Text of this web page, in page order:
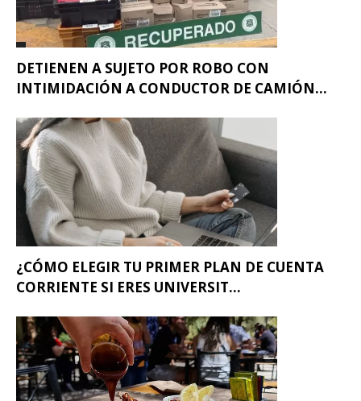
DETIENEN A SUJETO POR ROBO CON
INTIMIDACIÓN A CONDUCTOR DE CAMIÓN...
¿CÓMO ELEGIR TU PRIMER PLAN DE CUENTA
CORRIENTE SI ERES UNIVERSIT...